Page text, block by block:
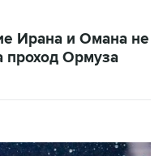
Ирана и Омана не
проход Ормуза